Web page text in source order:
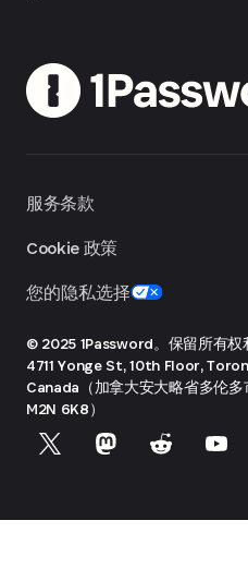
服务条款
Cookie 政策
您的隐私选择
© 2025 1Password。保留所有权
4711 Yonge St, 10th Floor,
Canada（加拿大安大略省多伦多
M2N 6K8）